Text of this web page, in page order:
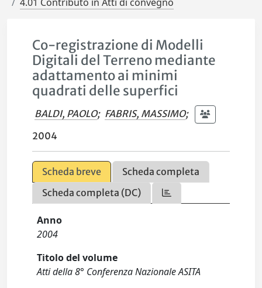
Co-registrazione di Modelli
Digitali del Terreno mediante
adattamento ai minimi
quadrati delle superfici
BALDI, PAOLO; FABRIS, MASSIMO;
2004
Scheda breve
Scheda completa
Scheda completa (DC)
Anno
2004
Titolo del volume
Atti della 8° Conferenza Nazionale ASITA